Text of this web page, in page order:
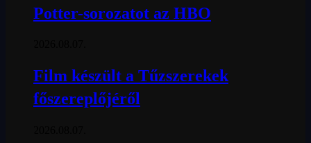
Potter-sorozatot az HBO
Film készült a Tűzszerekek
főszereplőjéről